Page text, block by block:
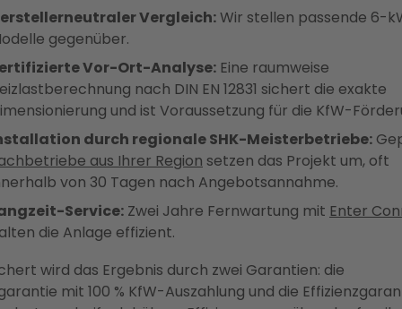
Vergleich:Wir stellen passende 6-
gegenüber.
Vor-Ort-Analyse: Eine raumweise
nach DIN EN 12831 sichert die exakte
und ist Voraussetzung für die KfW-
durch regionale SHK-Meisterbetriebe:
aus Ihrer Region setzen das Projekt um, oft
von 30 Tagen nach Angebotsannahme.
Service: Zwei Jahre Fernwartung mit Enter
die Anlage effizient.
wird das Ergebnis durch zwei Garantien: die
mit 100 % KfW-Auszahlung und die